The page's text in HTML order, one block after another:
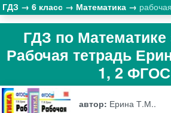
ГДЗ 6 класс Математика
ГДЗ по Математике
Рабочая тетрадь
1, 2 ФГОС
автор: Ерина Т.М..